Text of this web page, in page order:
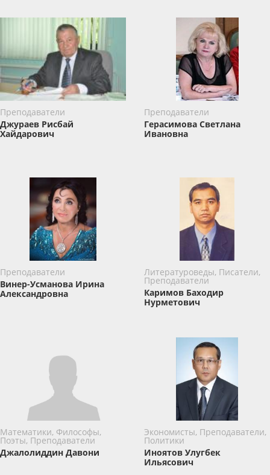
Преподаватели
Джураев Рисбай
Хайдарович
Преподаватели
Герасимова Светлана
Ивановна
Преподаватели
Винер-Усманова Ирина
Александровна
Литературоведы, Писатели,
Преподаватели
Каримов Баxодир
Нурметович
Математики, Философы,
Поэты, Преподаватели
Джалолиддин Давони
Экономисты, Преподаватели,
Политики
Иноятов Улугбек
Ильясович